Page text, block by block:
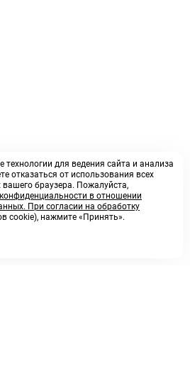
технологии для ведения сайта и анализа
отказаться от использования всех
браузера. Пожалуйста,
в отношении
При согласии на обработку
cookie), нажмите «Принять».